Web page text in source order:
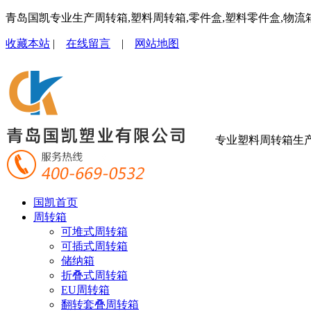
青岛国凯专业生产周转箱,塑料周转箱,零件盒,塑料零件盒,物流
收藏本站 | 在线留言 | 网站地图
专业塑料周转箱生
国凯首页
周转箱
可堆式周转箱
可插式周转箱
储纳箱
折叠式周转箱
EU周转箱
翻转套叠周转箱